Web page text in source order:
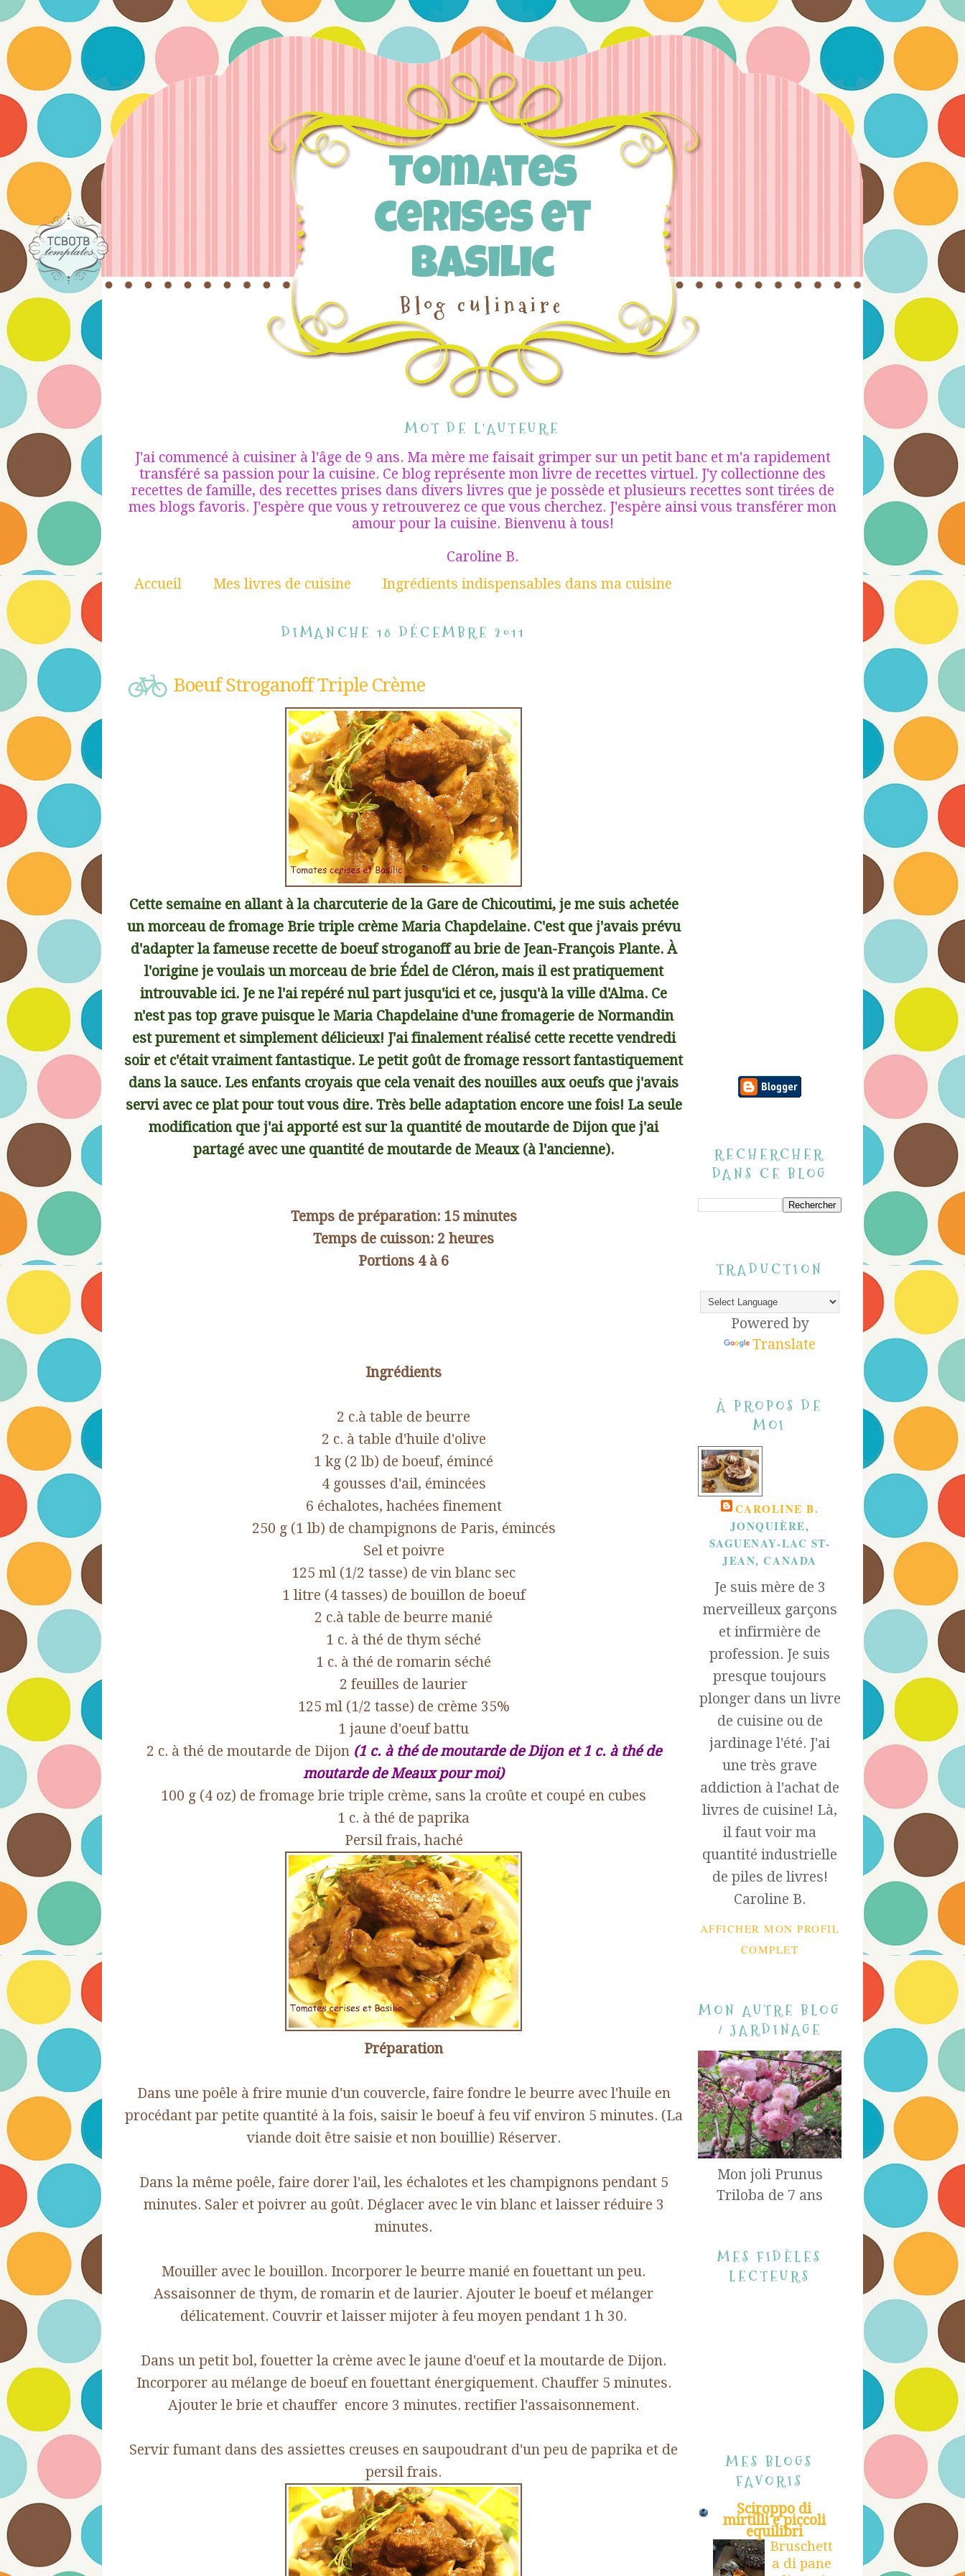
Tomates
cerises et
Basilic
Blog culinaire
MOT DE L'AUTEURE
J'ai commencé à cuisiner à l'âge de 9 ans. Ma mère me faisait grimper sur un petit banc et m'a rapidement
transféré sa passion pour la cuisine. Ce blog représente mon livre de recettes virtuel. J'y collectionne des
recettes de famille, des recettes prises dans divers livres que je possède et plusieurs recettes sont tirées de
mes blogs favoris. J'espère que vous y retrouverez ce que vous cherchez. J'espère ainsi vous transférer mon
amour pour la cuisine. Bienvenu à tous!
Caroline B.
Accueil
Mes livres de cuisine Ingrédients indispensables dans ma cuisine
DIMANCHE 18 DÉCEMBRE 2011
Boeuf Stroganoff Triple Crème
Cette semaine en allant à la charcuterie de la Gare de Chicoutimi, je me suis achetée
un morceau de fromage Brie triple crème Maria Chapdelaine. C'est que j'avais prévu
d'adapter la fameuse recette de boeuf stroganoff au brie de Jean-François Plante. À
l'origine je voulais un morceau de brie Édel de Cléron, mais il est pratiquement
introuvable ici. Je ne l'ai repéré nul part jusqu'ici et ce, jusqu'à la ville d'Alma. Ce
n'est pas top grave puisque le Maria Chapdelaine d'une fromagerie de Normandin
est purement et simplement délicieux! J'ai finalement réalisé cette recette vendredi
soir et c'était vraiment fantastique. Le petit goût de fromage ressort fantastiquement
dans la sauce. Les enfants croyais que cela venait des nouilles aux oeufs que j'avais
servi avec ce plat pour tout vous dire. Très belle adaptation encore une fois! La seule
modification que j'ai apporté est sur la quantité de moutarde de Dijon que j'ai
partagé avec une quantité de moutarde de Meaux (à l'ancienne).
Temps de préparation: 15 minutes
Temps de cuisson: 2 heures
Portions 4 à 6
Ingrédients
2 c.à table de beurre
2 c. à table d'huile d'olive
1 kg (2 lb) de boeuf, émincé
4 gousses d'ail, émincées
6 échalotes, hachées finement
250 g (1 lb) de champignons de Paris, émincés
Sel et poivre
125 ml (1/2 tasse) de vin blanc sec
1 litre (4 tasses) de bouillon de boeuf
2 c.à table de beurre manié
1 c. à thé de thym séché
1 c. à thé de romarin séché
2 feuilles de laurier
125 ml (1/2 tasse) de crème 35%
1 jaune d'oeuf battu
2 c. à thé de moutarde de Dijon (1 c. à thé de moutarde de Dijon et 1 c. à thé de
moutarde de Meaux pour moi)
100 g (4 oz) de fromage brie triple crème, sans la croûte et coupé en cubes
1 c. à thé de paprika
Persil frais, haché
Préparation
Dans une poêle à frire munie d'un couvercle, faire fondre le beurre avec l'huile en
procédant par petite quantité à la fois, saisir le boeuf à feu vif environ 5 minutes. (La
viande doit être saisie et non bouillie) Réserver.
Dans la même poêle, faire dorer l'ail, les échalotes et les champignons pendant 5
minutes. Saler et poivrer au goût. Déglacer avec le vin blanc et laisser réduire 3
minutes.
Mouiller avec le bouillon. Incorporer le beurre manié en fouettant un peu.
Assaisonner de thym, de romarin et de laurier. Ajouter le boeuf et mélanger
délicatement. Couvrir et laisser mijoter à feu moyen pendant 1 h 30.
Dans un petit bol, fouetter la crème avec le jaune d'oeuf et la moutarde de Dijon.
Incorporer au mélange de boeuf en fouettant énergiquement. Chauffer 5 minutes.
Ajouter le brie et chauffer encore 3 minutes. rectifier l'assaisonnement.
Servir fumant dans des assiettes creuses en saupoudrant d'un peu de paprika et de
persil frais.
RECHERCHER
DANS CE BLOG
TRADUCTION
Powered by
Translate
À PROPOS DE
MOI
CAROLINE B.
JONQUIÈRE,
SAGUENAY-LAC ST-
JEAN, CANADA
Je suis mère de 3
merveilleux garçons
et infirmière de
profession. Je suis
presque toujours
plonger dans un livre
de cuisine ou de
jardinage l'été. J'ai
une très grave
addiction à l'achat de
livres de cuisine! Là,
il faut voir ma
quantité industrielle
de piles de livres!
Caroline B.
AFFICHER MON PROFIL
COMPLET
MON AUTRE BLOG
/ JARDINAGE
Mon joli Prunus
Triloba de 7 ans
MES FIDÈLES
LECTEURS
MES BLOGS
FAVORIS
Sciroppo di
mirtilli e piccoli
equilibri
Bruschett
a di pane